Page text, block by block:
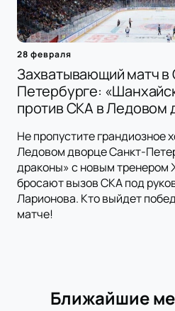
28 февраля
Захватывающий матч в
Петербурге:
против СКА в Ледовом
Не пропустите грандиозное
Ледовом дворце Санкт-
драконы» с новым тренером
бросают вызов СКА под
Ларионова. Кто выйдет
матче!
Ближайшие